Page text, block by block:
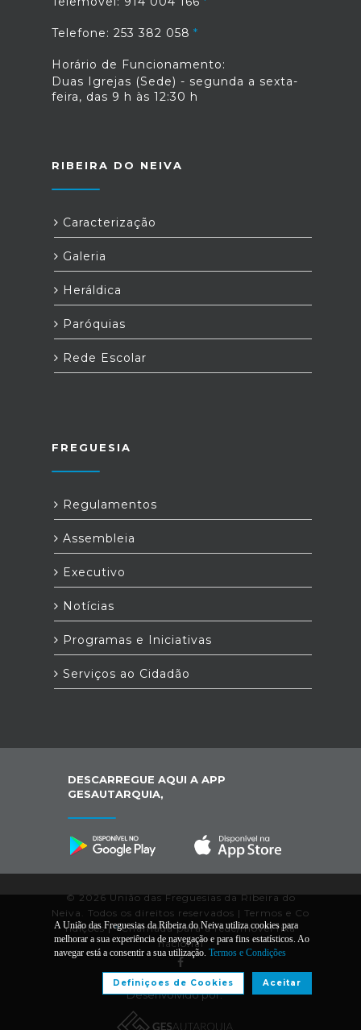
Telefone: 253 382 058
Horário de Funcionamento:
Duas Igrejas (Sede) - segunda a sexta-
feira, das 9 h às 12:30 h
RIBEIRA DO NEIVA
Caracterização
Galeria
Heráldica
Paróquias
Rede Escolar
FREGUESIA
Regulamentos
Assembleia
Executivo
Notícias
Programas e Iniciativas
Serviços ao Cidadão
DESCARREGUE AQUI A APP
GESAUTARQUIA,
© 2026 União das Freguesias da Ribeira do
Neiva. Todos os direitos reservados | Termos e Co
ndições|*Chamada para a rede/móvel fixa
nacional
Desenvolvido por:
A União das Freguesias da Ribeira do Neiva utiliza cookies para
melhorar a sua experiência de navegação e para fins estatísticos. Ao
navegar está a consentir a sua utilização. Termos e Condições
Aceitar
Definiçoes de Cookies